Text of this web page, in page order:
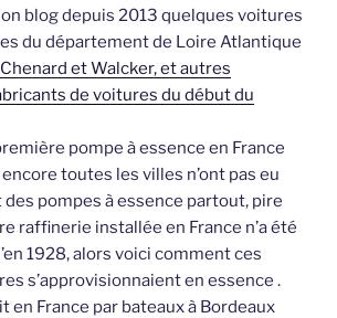
blog depuis 2013 quelques voitures
du département de Loire Atlantique
et Walcker, et autres
de voitures du début du
pompe à essence en France
toutes les villes n’ont pas eu
pompes à essence partout, pire
raffinerie installée en France n’a été
1928, alors voici comment ces
s’approvisionnaient en essence .
en France par bateaux à Bordeaux